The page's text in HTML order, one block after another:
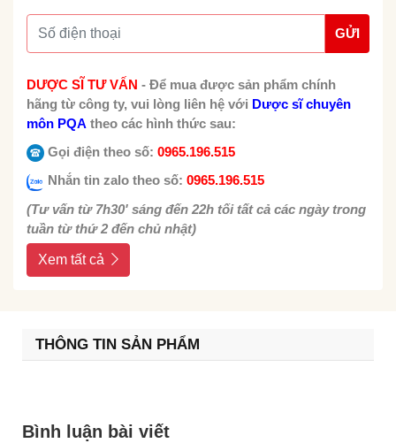
GỬI
DƯỢC SĨ TƯ VẤN - Để mua được sản phẩm chính
hãng từ công ty, vui lòng liên hệ với Dược sĩ chuyên
môn PQA theo các hình thức sau:
Gọi điện theo số: 0965.196.515
Nhắn tin zalo theo số: 0965.196.515
(Tư vấn từ 7h30' sáng đến 22h tối tất cả các ngày trong
tuần từ thứ 2 đến chủ nhật)
Xem tất cả
THÔNG TIN SẢN PHẨM
Bình luận bài viết